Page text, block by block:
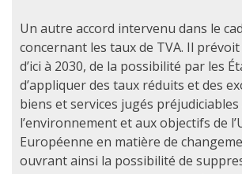
Un autre accord intervenu dans le
concernant les taux de TVA. Il
d’ici à 2030, de la possibilité par les
d’appliquer des taux réduits et des
biens et services jugés préjudiciables
l’environnement et aux objectifs de
Européenne en matière de
ouvrant ainsi la possibilité de